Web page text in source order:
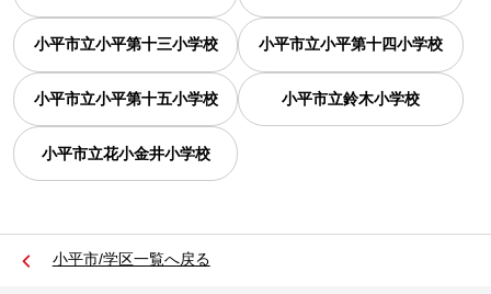
小平市立小平第十三小学校 小平市立小平第十四小学校
小平市立小平第十五小学校 小平市立鈴木小学校
小平市立花小金井小学校
小平市/学区一覧へ戻る